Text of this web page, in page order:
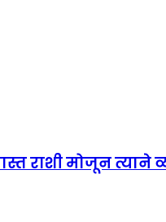
राशी मोजून त्याने